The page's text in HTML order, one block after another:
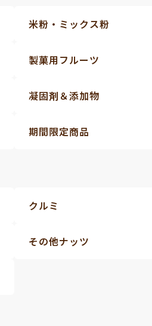
米粉・ミックス粉
製菓用フルーツ
凝固剤＆添加物
期間限定商品
クルミ
その他ナッツ